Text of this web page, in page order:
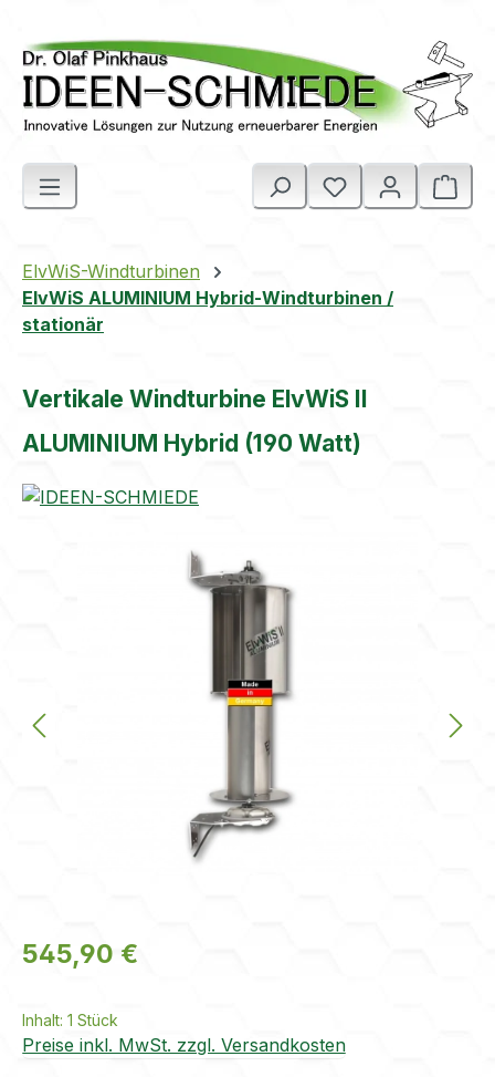
ElvWiS-Windturbinen
ElvWiS ALUMINIUM Hybrid-Windturbinen /
stationär
Vertikale Windturbine ElvWiS II
ALUMINIUM Hybrid (190 Watt)
Regulärer Preis:
545,90 €
Inhalt: 1 Stück
Preise inkl. MwSt. zzgl. Versandkosten